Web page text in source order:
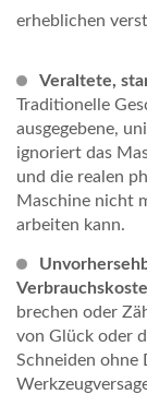
erheblichen
Veraltete,
Traditionelle
ausgegebene,
ignoriert das
und die realen
Maschine nicht
arbeiten kann.
brechen oder
von Glück oder
Schneiden ohne